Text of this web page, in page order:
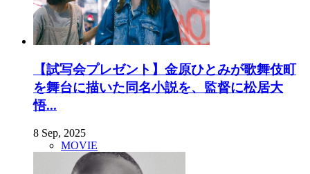
【試写会プレゼント】金原ひとみが歌舞伎町
を舞台に描いた同名小説を、監督に松居大
悟...
8 Sep, 2025
MOVIE